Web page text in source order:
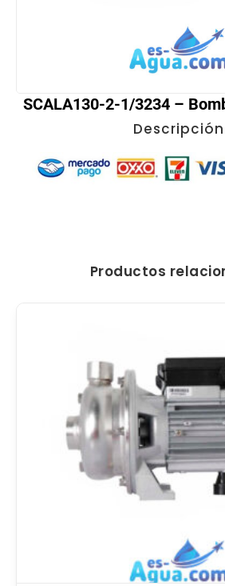
SCALA130-2-1/3234 –
Descripción
Productos